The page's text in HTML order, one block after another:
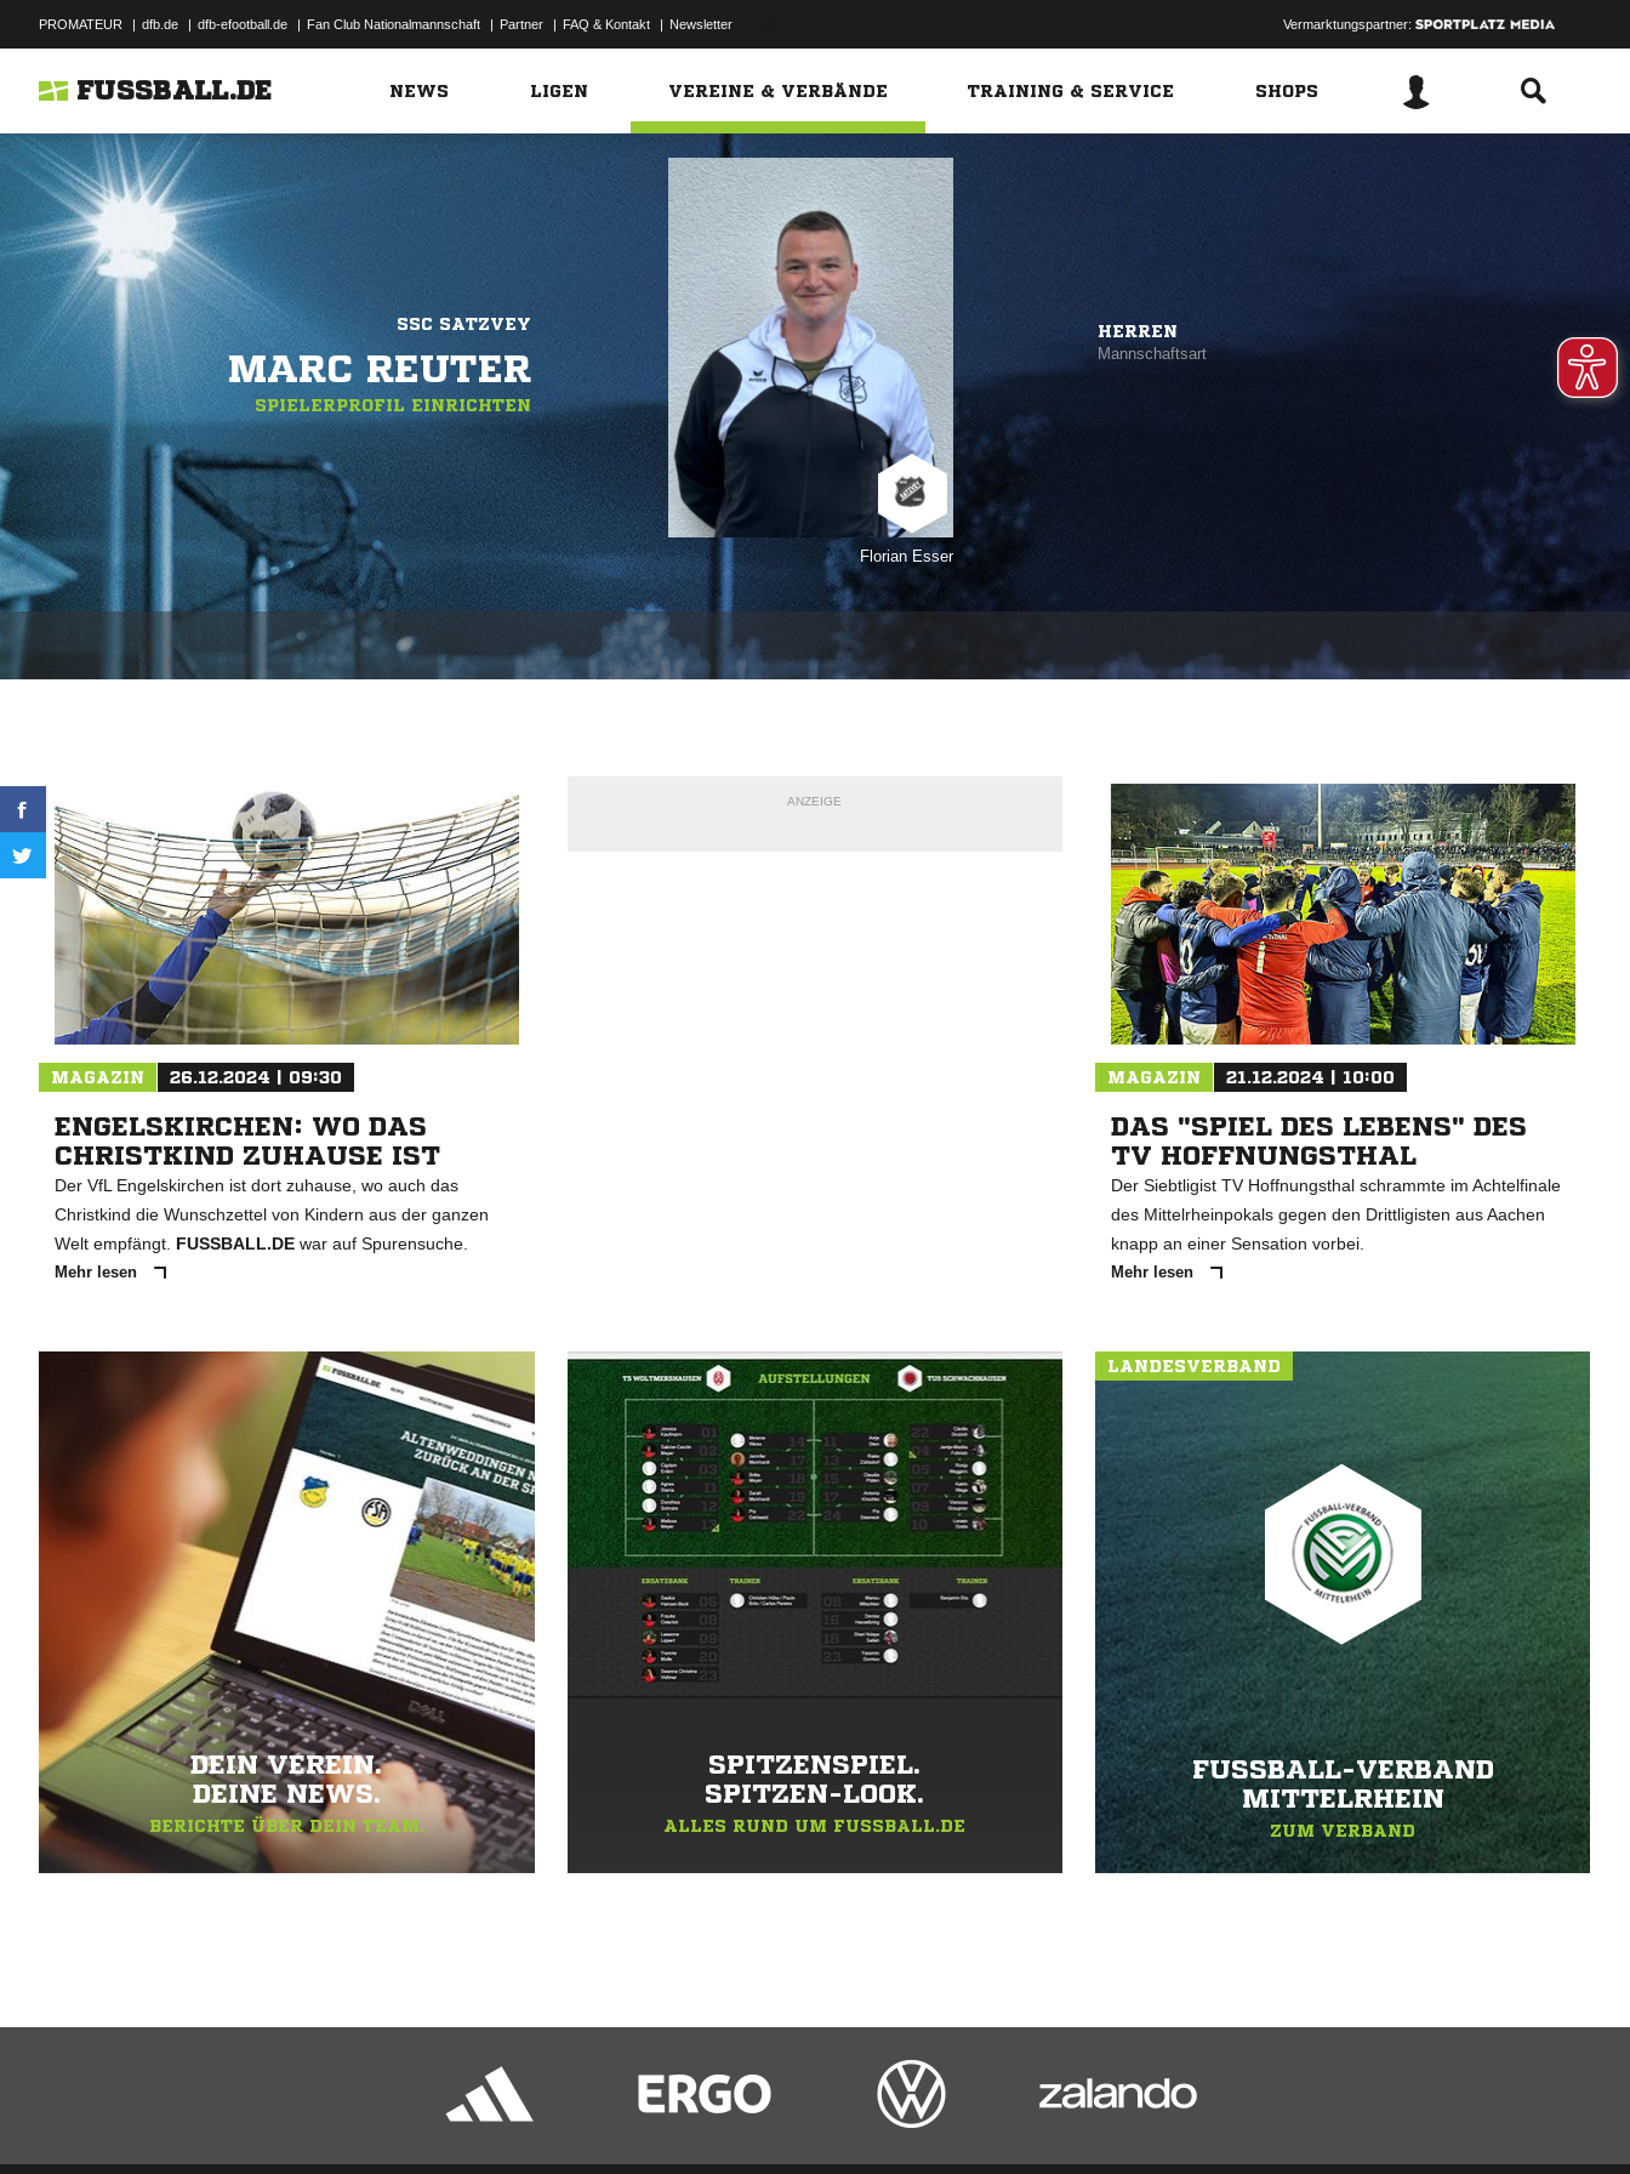
PROMATEUR | dfb.de | dfb-efootball.de | Fan Club Nationalmannschaft | Partner | FAQ & Kontakt | Newsletter Vermarktungspartner:
FUSSBALL.DE NEWS LIGEN VEREINE & VERBÄNDE TRAINING & SERVICE SHOPS
SSC SATZVEY
MARC REUTER
Florian Esser
SPIELERPROFIL EINRICHTEN
HERREN
Mannschaftsart
MAGAZIN 26.12.2024 | 09:30
ENGELSKIRCHEN: WO DAS
CHRISTKIND ZUHAUSE IST
Der VfL Engelskirchen ist dort zuhause, wo auch das
Christkind die Wunschzettel von Kindern aus der ganzen
Welt empfängt. FUSSBALL.DE war auf Spurensuche.
Mehr lesen
ANZEIGE
MAGAZIN 21.12.2024 | 10:00
DAS "SPIEL DES LEBENS" DES
TV HOFFNUNGSTHAL
Der Siebtligist TV Hoffnungsthal schrammte im Achtelfinale
des Mittelrheinpokals gegen den Drittligisten aus Aachen
knapp an einer Sensation vorbei.
Mehr lesen
DEIN VEREIN.
DEINE NEWS.
BERICHTE ÜBER DEIN TEAM.
SPITZENSPIEL.
SPITZEN-LOOK.
ALLES RUND UM FUSSBALL.DE
LANDESVERBAND
FUSSBALL-VERBAND M
ITTELRHEIN
ZUM VERBAND